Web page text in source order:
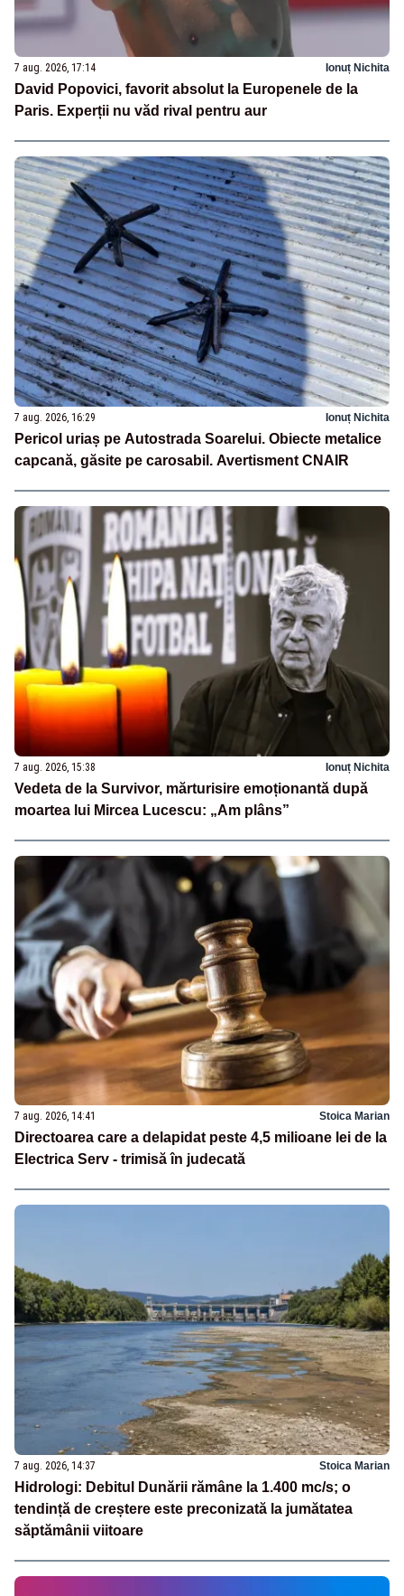
7 aug. 2026, 17:14 Ionuț Nichita
David Popovici, favorit absolut la Europenele de la
Paris. Experții nu văd rival pentru aur
7 aug. 2026, 16:29 Ionuț Nichita
Pericol uriaș pe Autostrada Soarelui. Obiecte metalice
capcană, găsite pe carosabil. Avertisment CNAIR
7 aug. 2026, 15:38 Ionuț Nichita
Vedeta de la Survivor, mărturisire emoționantă după
moartea lui Mircea Lucescu: „Am plâns”
7 aug. 2026, 14:41 Stoica Marian
Directoarea care a delapidat peste 4,5 milioane lei de la
Electrica Serv - trimisă în judecată
7 aug. 2026, 14:37 Stoica Marian
Hidrologi: Debitul Dunării rămâne la 1.400 mc/s; o
tendință de creștere este preconizată la jumătatea
săptămânii viitoare